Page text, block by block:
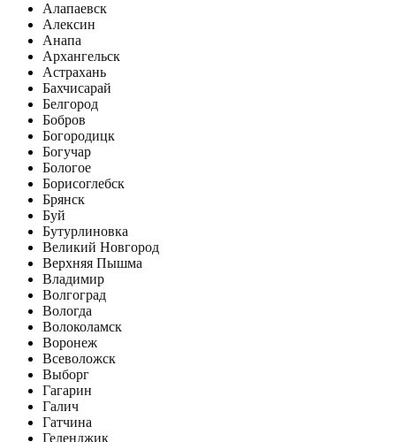
Алапаевск
Алексин
Анапа
Архангельск
Астрахань
Бахчисарай
Белгород
Бобров
Богородицк
Богучар
Бологое
Борисоглебск
Брянск
Буй
Бутурлиновка
Великий Новгород
Верхняя Пышма
Владимир
Волгоград
Вологда
Волоколамск
Воронеж
Всеволожск
Выборг
Гагарин
Галич
Гатчина
Геленджик